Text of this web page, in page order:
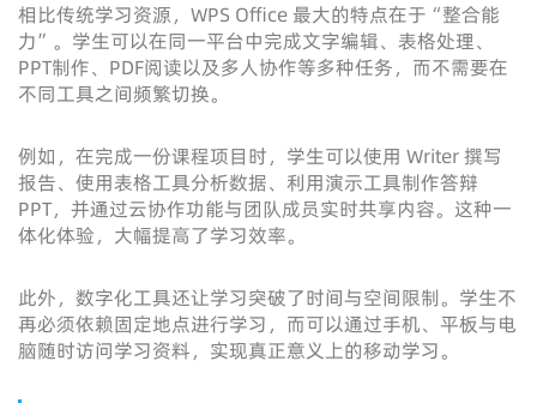
相比传统学习资源，WPS Office 最大的特点在于“整合能
力”。学生可以在同一平台中完成文字编辑、表格处理、
PPT制作、PDF阅读以及多人协作等多种任务，而不需要在
不同工具之间频繁切换。
例如，在完成一份课程项目时，学生可以使用 Writer 撰写
报告、使用表格工具分析数据、利用演示工具制作答辩
PPT，并通过云协作功能与团队成员实时共享内容。这种一
体化体验，大幅提高了学习效率。
此外，数字化工具还让学习突破了时间与空间限制。学生不
再必须依赖固定地点进行学习，而可以通过手机、平板与电
脑随时访问学习资料，实现真正意义上的移动学习。